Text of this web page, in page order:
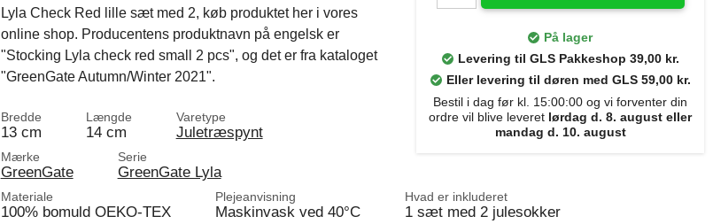
På lager
Levering til GLS Pakkeshop 39,00 kr.
Eller levering til døren med GLS 59,00 kr.
Bestil i dag før kl. 15:00:00 og vi forventer din
ordre vil blive leveret lørdag d. 8. august eller
mandag d. 10. august
Lyla Check Red lille sæt med 2, køb produktet her i vores
online shop. Producentens produktnavn på engelsk er
"Stocking Lyla check red small 2 pcs", og det er fra kataloget
"GreenGate Autumn/Winter 2021".
Bredde
13 cm
Længde
14 cm
Varetype
Juletræspynt
Mærke
GreenGate
Serie
GreenGate Lyla
Materiale
100% bomuld OEKO-TEX
Plejeanvisning
Maskinvask ved 40°C
Hvad er inkluderet
1 sæt med 2 julesokker